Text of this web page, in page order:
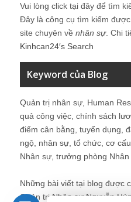
Vui lòng click tại đây để tìm
Đây là công cụ tìm kiếm
site chuyên về nhân sự. Chi
Kinhcan24′s Search
Keyword của Blog
Quản trị nhân sự, Human
quả công việc, chính sách
điểm cân bằng, tuyển dụng,
ngộ, nhân sự, tổ chức, cơ
Nhân sự, trưởng phòng
Những bài viết tại blog được
Quản trị Nhân sự Nguyễn